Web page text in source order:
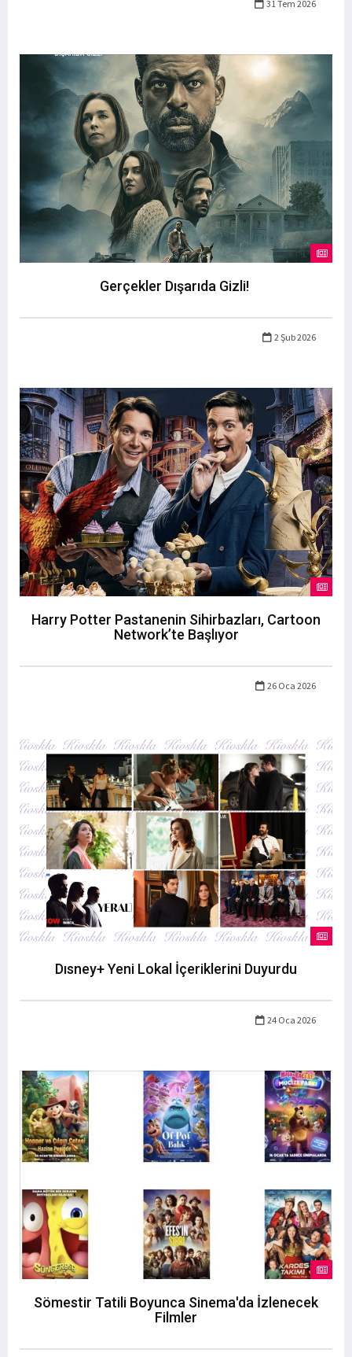
31 Tem 2026
Gerçekler Dışarıda Gizli!
2 Şub 2026
Harry Potter Pastanenin Sihirbazları, Cartoon
Network’te Başlıyor
26 Oca 2026
Dısney+ Yeni Lokal İçeriklerini Duyurdu
24 Oca 2026
Sömestir Tatili Boyunca Sinema'da İzlenecek
Filmler